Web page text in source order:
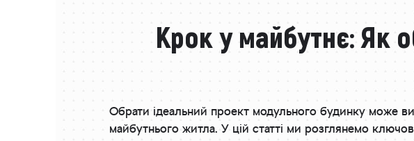
Крок у майбутнє: Як
Обрати ідеальний проект модульного будинку може
майбутнього житла. У цій статті ми розглянемо